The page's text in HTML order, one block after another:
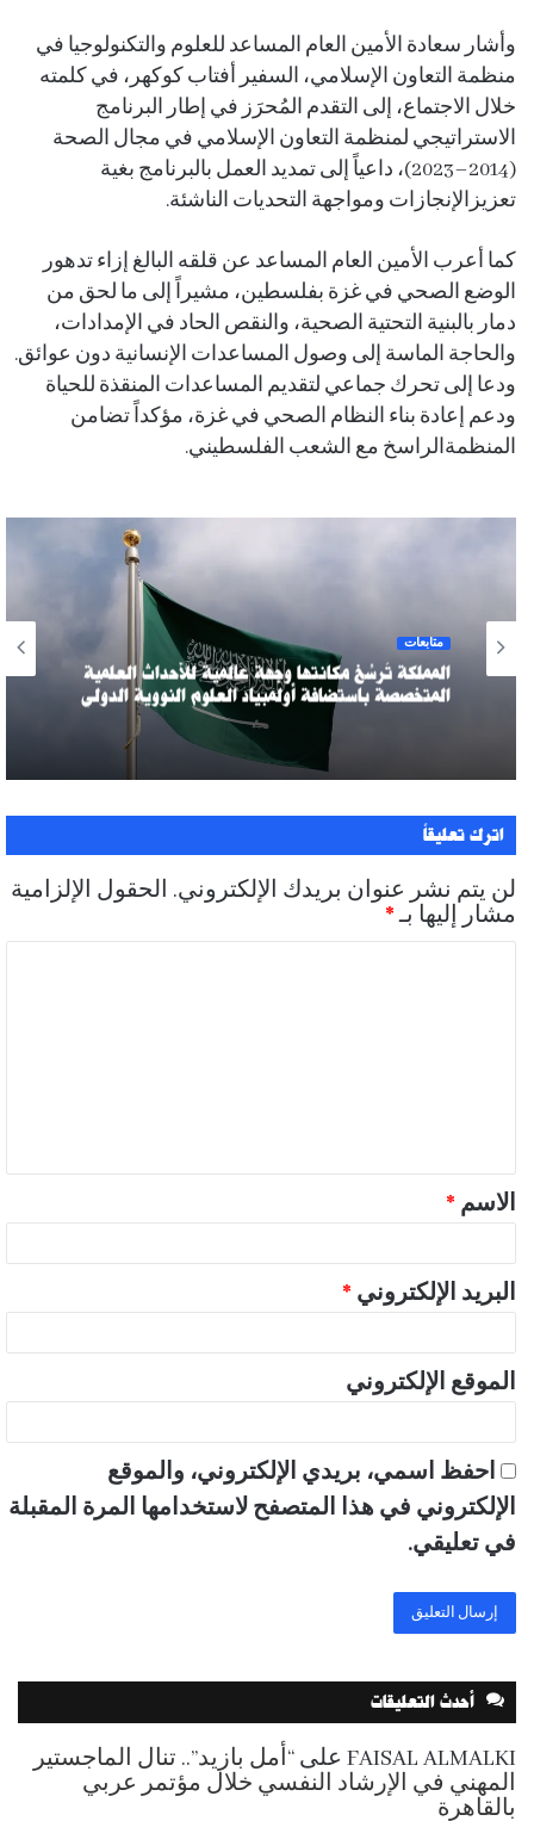
وأشار سعادة الأمين العام المساعد للعلوم والتكنولوجيا في
منظمة التعاون الإسلامي، السفير أفتاب كوكهر، في كلمته
خلال الاجتماع، إلى التقدم المُحرَز في إطار البرنامج
الاستراتيجي لمنظمة التعاون الإسلامي في مجال الصحة
(2014–2023)، داعياً إلى تمديد العمل بالبرنامج بغية
تعزيزالإنجازات ومواجهة التحديات الناشئة.
كما أعرب الأمين العام المساعد عن قلقه البالغ إزاء تدهور
الوضع الصحي في غزة بفلسطين، مشيراً إلى ما لحق من
دمار بالبنية التحتية الصحية، والنقص الحاد في الإمدادات،
والحاجة الماسة إلى وصول المساعدات الإنسانية دون عوائق.
ودعا إلى تحرك جماعي لتقديم المساعدات المنقذة للحياة
ودعم إعادة بناء النظام الصحي في غزة، مؤكداً تضامن
المنظمةالراسخ مع الشعب الفلسطيني.
متابعات
المملكة تُرسِّخ مكانتها وجهةً عالميةً للأحداث العلمية
المتخصصة باستضافة أولمبياد العلوم النووية الدولي
اترك تعليقاً
لن يتم نشر عنوان بريدك الإلكتروني. الحقول الإلزامية
مشار إليها بـ*
ق
*
الاسم *
البريد الإلكتروني *
الموقع الإلكتروني
احفظ اسمي، بريدي الإلكتروني، والموقع
الإلكتروني في هذا المتصفح لاستخدامها المرة المقبلة
في تعليقي.
أحدث التعليقات
FAISAL ALMALKI على “أمل بازيد”.. تنال الماجستير
المهني في الإرشاد النفسي خلال مؤتمر عربي
بالقاهرة